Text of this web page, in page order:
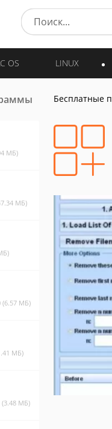
OS LINUX
МБ)
МБ)
(6.57 МБ)
МБ)
(3.48 МБ)
Бесплатные